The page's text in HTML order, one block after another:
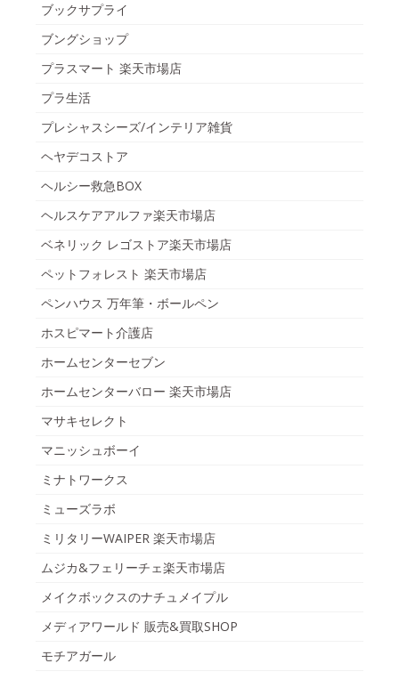
ブックサプライ
ブングショップ
プラスマート 楽天市場店
プラ生活
プレシャスシーズ/インテリア雑貨
ヘヤデコストア
ヘルシー救急BOX
ヘルスケアアルファ楽天市場店
ベネリック レゴストア楽天市場店
ペットフォレスト 楽天市場店
ペンハウス 万年筆・ボールペン
ホスピマート介護店
ホームセンターセブン
ホームセンターバロー 楽天市場店
マサキセレクト
マニッシュボーイ
ミナトワークス
ミューズラボ
ミリタリーWAIPER 楽天市場店
ムジカ&フェリーチェ楽天市場店
メイクボックスのナチュメイプル
メディアワールド 販売&買取SHOP
モチアガール